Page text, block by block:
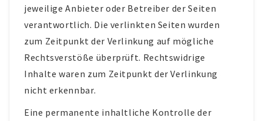
jeweilige Anbieter oder Betreiber der Seiten
verantwortlich. Die verlinkten Seiten wurden
zum Zeitpunkt der Verlinkung auf mögliche
Rechtsverstöße überprüft. Rechtswidrige
Inhalte waren zum Zeitpunkt der Verlinkung
nicht erkennbar.
Eine permanente inhaltliche Kontrolle der